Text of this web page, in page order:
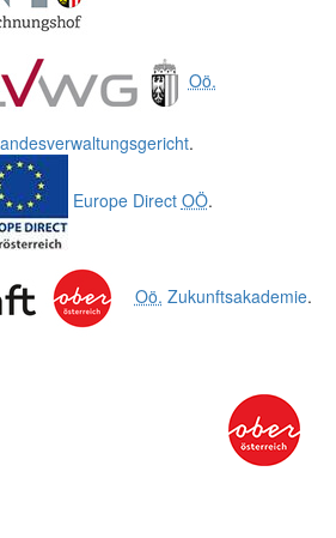
Oö.
.
Europe Direct OÖ.
Oö. Zukunftsakademie.